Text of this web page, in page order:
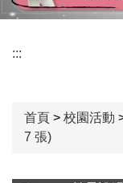
:::
首頁 > 校園活動
7 張)